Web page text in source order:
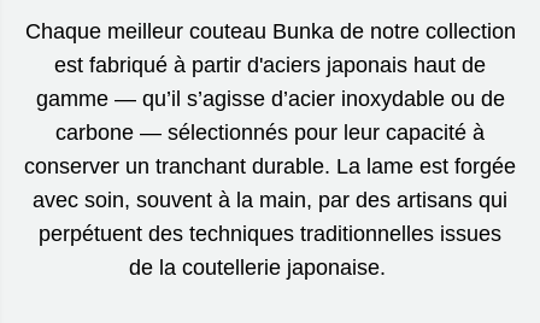
Chaque meilleur couteau Bunka de notre collection
est fabriqué à partir d'aciers japonais haut de
gamme — qu’il s’agisse d’acier inoxydable ou de
carbone — sélectionnés pour leur capacité à
conserver un tranchant durable. La lame est forgée
avec soin, souvent à la main, par des artisans qui
perpétuent des techniques traditionnelles issues
de la coutellerie japonaise.